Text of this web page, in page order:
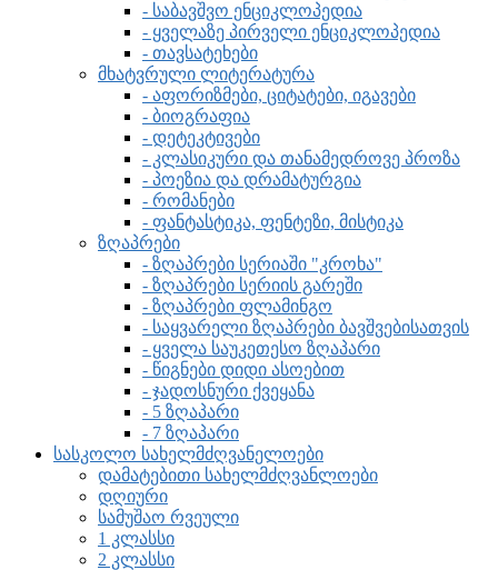
- საბავშვო ენციკლოპედია
- ყველაზე პირველი ენციკლოპედია
- თავსატეხები
მხატვრული ლიტერატურა
- აფორიზმები, ციტატები, იგავები
- ბიოგრაფია
- დეტეკტივები
- კლასიკური და თანამედროვე პროზა
- პოეზია და დრამატურგია
- რომანები
- ფანტასტიკა, ფენტეზი, მისტიკა
ზღაპრები
- ზღაპრები სერიაში "კროხა"
- ზღაპრები სერიის გარეში
- ზღაპრები ფლამინგო
- საყვარელი ზღაპრები ბავშვებისათვის
- ყველა საუკეთესო ზღაპარი
- წიგნები დიდი ასოებით
- ჯადოსნური ქვეყანა
- 5 ზღაპარი
- 7 ზღაპარი
სასკოლო სახელმძღვანელოები
დამატებითი სახელმძღვანლოები
დღიური
სამუშაო რვეული
1 კლასსი
2 კლასსი